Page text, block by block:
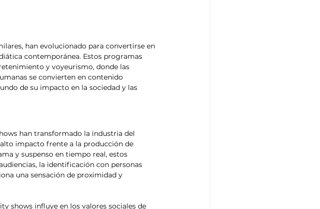
han evolucionado para convertirse en
contemporánea. Estos programas
y voyeurismo, donde las
se convierten en contenido
de su impacto en la sociedad y las
han transformado la industria del
impacto frente a la producción de
y suspenso en tiempo real, estos
la identificación con personas
una sensación de proximidad y
shows influye en los valores sociales de